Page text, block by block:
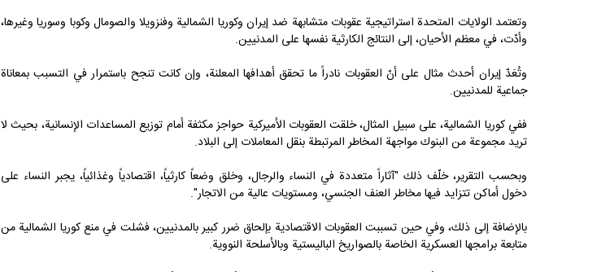
وتعتمد الولايات المتحدة استراتيجية عقوبات متشابهة ضد إيران وكوريا الشمالية وفنزويلا والصومال وكوبا وسوريا وغيرها،
وأدّت، في معظم الأحيان، إلى النتائج الكارثية نفسها على المدنيين.
وتُعَدّ إيران أحدث مثال على أنّالعقوبات نادراً ما تحقق أهدافها المعلنة، وإن كانت تنجح باستمرار في التسبب بمعاناة
جماعية للمدنيين.
ففي كوريا الشمالية، على سبيل المثال، خلقت العقوبات الأميركية حواجز مكثفة أمام توزيع المساعدات الإنسانية، بحيث لا
تريد مجموعة من البنوك مواجهة المخاطر المرتبطة بنقل المعاملات إلى البلاد.
وبحسب التقرير، خلّف ذلك "آثاراً متعددة في النساء والرجال، وخلق وضعاً كارثياً، اقتصادياً وغذائياً، يجبر النساء على
دخول أماكن تتزايد فيها مخاطر العنف الجنسي، ومستويات عالية من الاتجار".
بالإضافة إلى ذلك، وفي حين تسببت العقوبات الاقتصادية بإلحاق ضرر كبير بالمدنيين، فشلت في منع كوريا الشمالية من
متابعة برامجها العسكرية الخاصة بالصواريخ الباليستية وبالأسلحة النووية.